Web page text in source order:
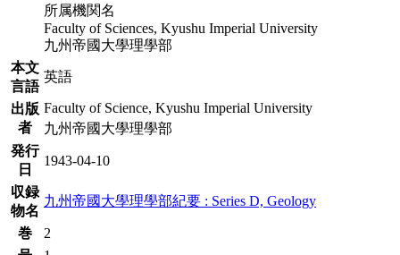
所属機関名
Faculty of Sciences, Kyushu Imperial University
九州帝國大學理學部
本文
言語
英語
出版
者
Faculty of Science, Kyushu Imperial University
九州帝國大學理學部
発行
日
1943-04-10
収録
物名
九州帝國大學理學部紀要 : Series D, Geology
巻
2